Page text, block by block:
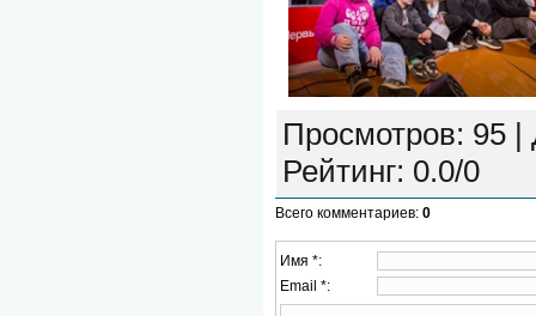
Просмотров: 95 |
Рейтинг: 0.0/0
Всего комментариев: 0
Имя *:
Email *: